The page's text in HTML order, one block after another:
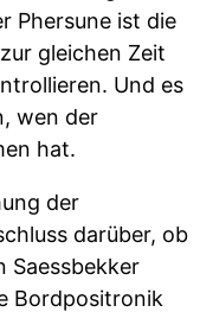
Phersune ist die
gleichen Zeit
Und es
wen der
hat.
der
darüber, ob
Saessbekker
Bordpositronik